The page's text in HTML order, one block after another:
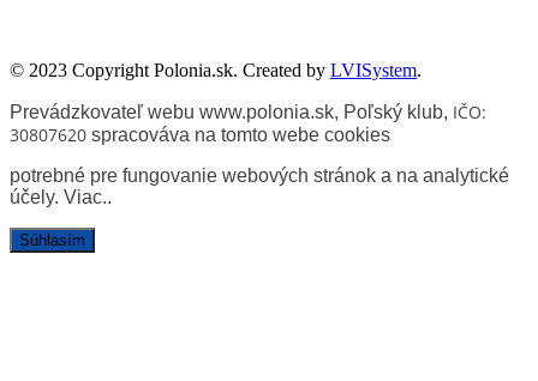
© 2023 Copyright Polonia.sk. Created by LVISystem.
Prevádzkovateľ webu www.polonia.sk, Poľský klub, IČO:
30807620 spracováva na tomto webe cookies
potrebné pre fungovanie webových stránok a na analytické
účely. Viac..
Súhlasím